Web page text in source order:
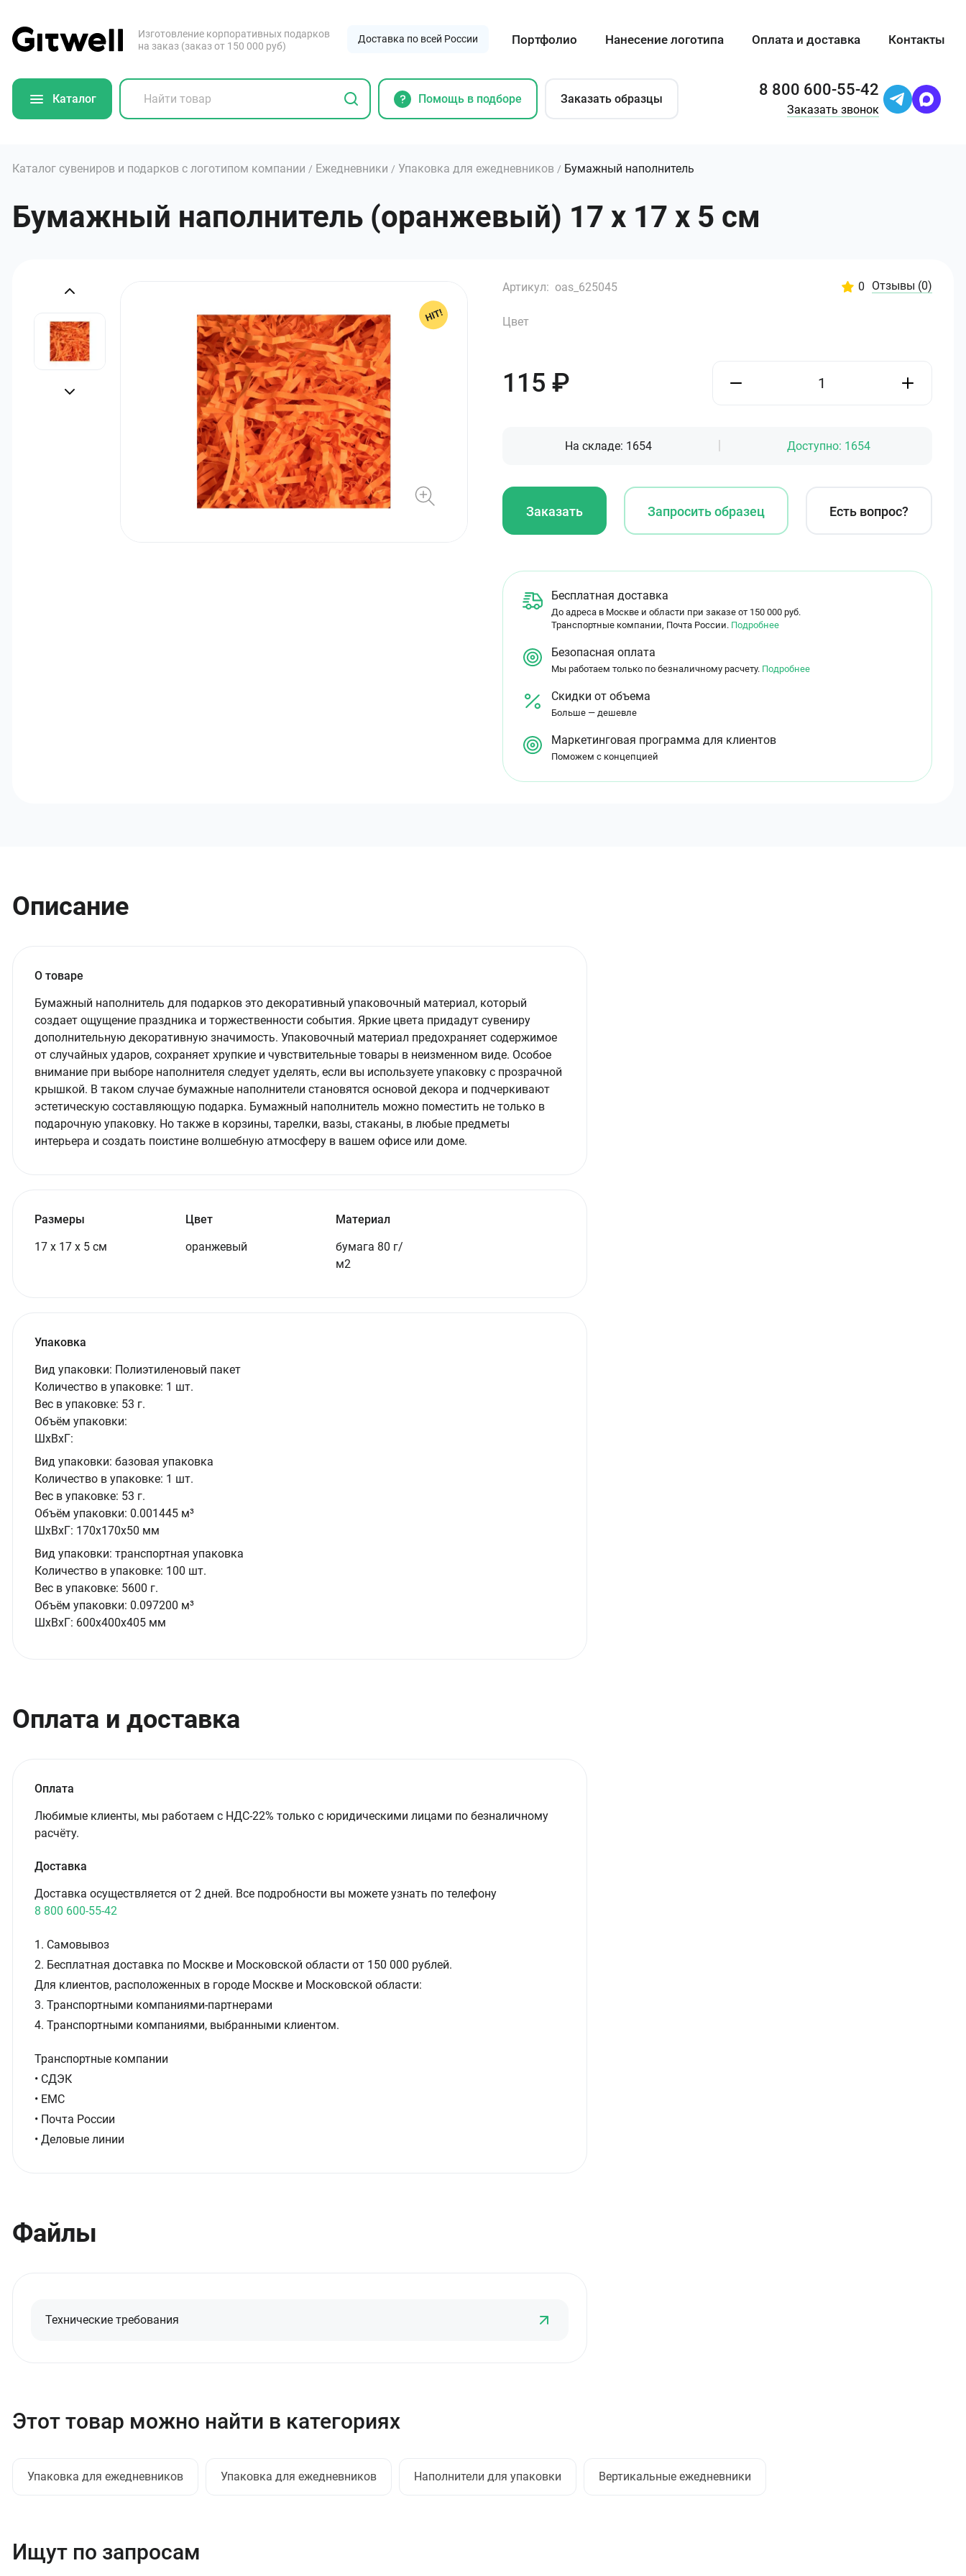
Изготовление корпоративных подарков
на заказ (заказ от 150 000 руб)
Доставка по всей России Портфолио Нанесение логотипа Оплата и доставка Контакты
Каталог Помощь в подборе Заказать образцы 8 800 600-55-42
Заказать звонок
Каталог сувениров и подарков с логотипом компании / Ежедневники / Упаковка для ежедневников / Бумажный наполнитель
Бумажный наполнитель (оранжевый) 17 х 17 х 5 см
Артикул: oas_625045 0 Отзывы (0)
Цвет
115 ₽
На складе: 1654 Доступно: 1654
Заказать Запросить образец Есть вопрос?
Бесплатная доставка
До адреса в Москве и области при заказе от 150 000 руб.
Транспортные компании, Почта России. Подробнее
Безопасная оплата
Мы работаем только по безналичному расчету. Подробнее
Скидки от объема
Больше — дешевле
Маркетинговая программа для клиентов
Поможем с концепцией
Описание
О товаре
Бумажный наполнитель для подарков это декоративный упаковочный материал, который
создает ощущение праздника и торжественности события. Яркие цвета придадут сувениру
дополнительную декоративную значимость. Упаковочный материал предохраняет содержимое
от случайных ударов, сохраняет хрупкие и чувствительные товары в неизменном виде. Особое
внимание при выборе наполнителя следует уделять, если вы используете упаковку с прозрачной
крышкой. В таком случае бумажные наполнители становятся основой декора и подчеркивают
эстетическую составляющую подарка. Бумажный наполнитель можно поместить не только в
подарочную упаковку. Но также в корзины, тарелки, вазы, стаканы, в любые предметы
интерьера и создать поистине волшебную атмосферу в вашем офисе или доме.
Размеры
17 х 17 х 5 см
Цвет
оранжевый
Материал
бумага 80 г/
м2
Упаковка
Вид упаковки: Полиэтиленовый пакет
Количество в упаковке: 1 шт.
Вес в упаковке: 53 г.
Объём упаковки:
ШxВxГ:
Вид упаковки: базовая упаковка
Количество в упаковке: 1 шт.
Вес в упаковке: 53 г.
Объём упаковки: 0.001445 м³
ШxВxГ: 170x170x50 мм
Вид упаковки: транспортная упаковка
Количество в упаковке: 100 шт.
Вес в упаковке: 5600 г.
Объём упаковки: 0.097200 м³
ШxВxГ: 600x400x405 мм
Оплата и доставка
Оплата
Любимые клиенты, мы работаем с НДС-22% только с юридическими лицами по безналичному
расчёту.
Доставка
Доставка осуществляется от 2 дней. Все подробности вы можете узнать по телефону
8 800 600-55-42
1. Самовывоз
2. Бесплатная доставка по Москве и Московской области от 150 000 рублей.
Для клиентов, расположенных в городе Москве и Московской области:
3. Транспортными компаниями-партнерами
4. Транспортными компаниями, выбранными клиентом.
Транспортные компании
• СДЭК
• ЕМС
• Почта России
• Деловые линии
Файлы
Технические требования
Этот товар можно найти в категориях
Упаковка для ежедневников Упаковка для ежедневников Наполнители для упаковки Вертикальные ежедневники
Ищут по запросам